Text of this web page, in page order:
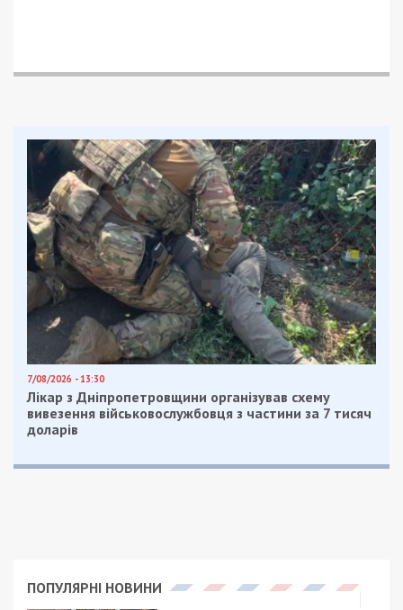
7/08/2026 - 13:30
Лікар з Дніпропетровщини організував схему
вивезення військовослужбовця з частини за 7 тисяч
доларів
ПОПУЛЯРНІ НОВИНИ